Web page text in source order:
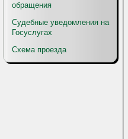
обращения
Судебные уведомления на
Госуслугах
Схема проезда